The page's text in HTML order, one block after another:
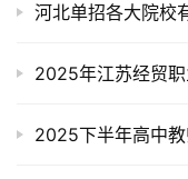
河北单招各大院校
2025年江苏经贸
2025下半年高中